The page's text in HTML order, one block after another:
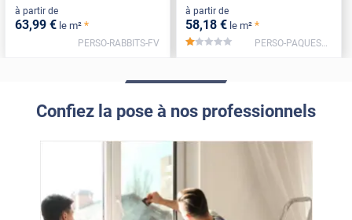
à partir de
63,99 € le m² *
PERSO-RABBITS-FV
à partir de
58,18 € le m² *
*****
PERSO-PAQUES2-FV
Confiez la pose à nos professionnels